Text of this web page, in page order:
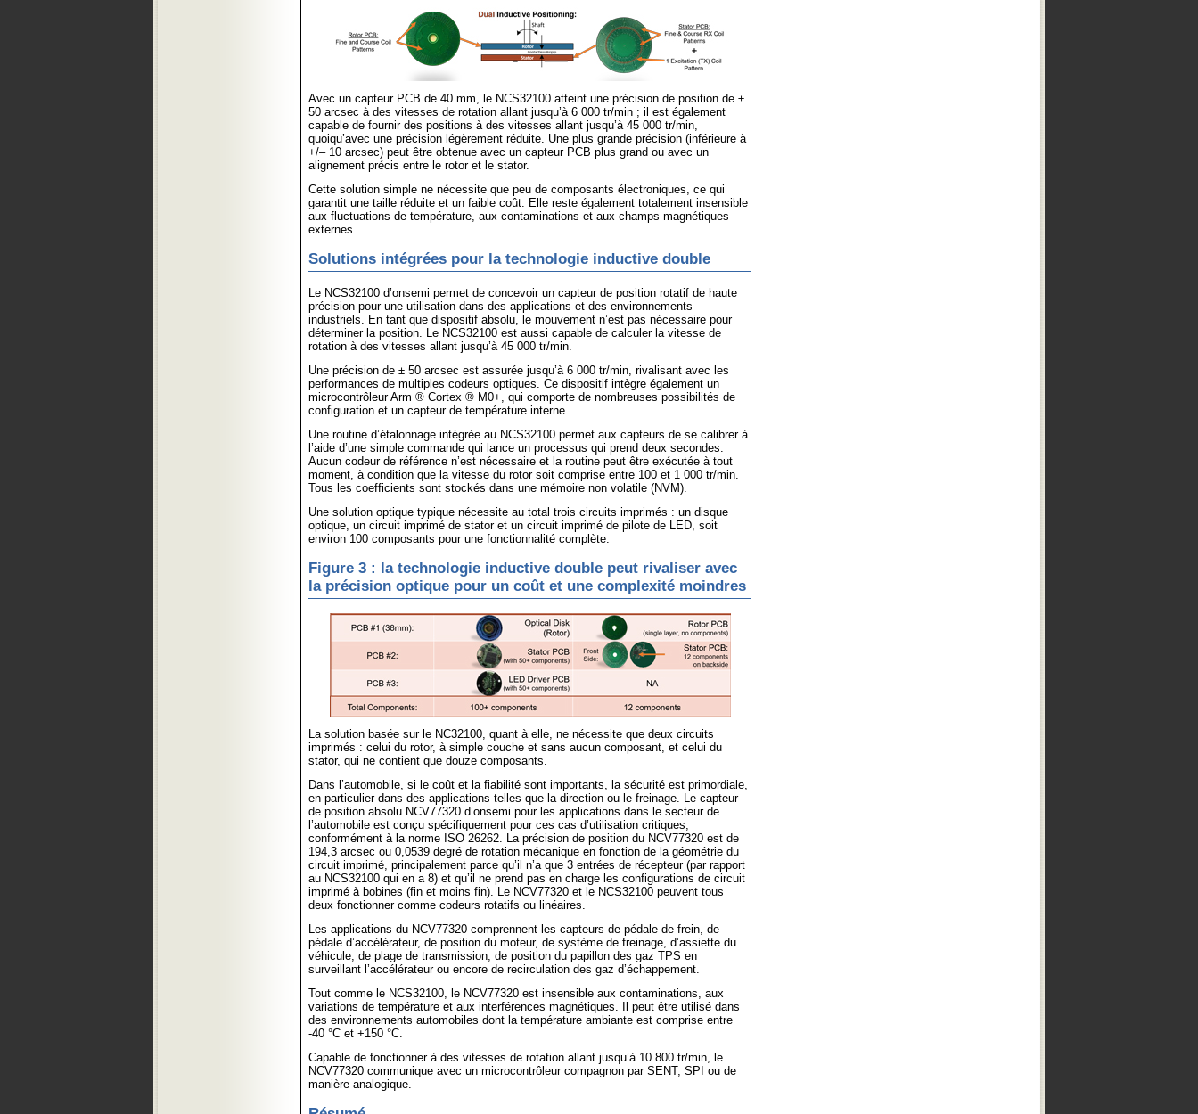
Avec un capteur PCB de 40 mm, le NCS32100 atteint une précision de position de ±
50 arcsec à des vitesses de rotation allant jusqu’à 6 000 tr/min ; il est également
capable de fournir des positions à des vitesses allant jusqu’à 45 000 tr/min,
quoiqu’avec une précision légèrement réduite. Une plus grande précision (inférieure à
+/– 10 arcsec) peut être obtenue avec un capteur PCB plus grand ou avec un
alignement précis entre le rotor et le stator.
Cette solution simple ne nécessite que peu de composants électroniques, ce qui
garantit une taille réduite et un faible coût. Elle reste également totalement insensible
aux fluctuations de température, aux contaminations et aux champs magnétiques
externes.
Solutions intégrées pour la technologie inductive double
Le NCS32100 d’onsemi permet de concevoir un capteur de position rotatif de haute
précision pour une utilisation dans des applications et des environnements
industriels. En tant que dispositif absolu, le mouvement n’est pas nécessaire pour
déterminer la position. Le NCS32100 est aussi capable de calculer la vitesse de
rotation à des vitesses allant jusqu’à 45 000 tr/min.
Une précision de ± 50 arcsec est assurée jusqu’à 6 000 tr/min, rivalisant avec les
performances de multiples codeurs optiques. Ce dispositif intègre également un
microcontrôleur Arm ® Cortex ® M0+, qui comporte de nombreuses possibilités de
configuration et un capteur de température interne.
Une routine d’étalonnage intégrée au NCS32100 permet aux capteurs de se calibrer à
l’aide d’une simple commande qui lance un processus qui prend deux secondes.
Aucun codeur de référence n’est nécessaire et la routine peut être exécutée à tout
moment, à condition que la vitesse du rotor soit comprise entre 100 et 1 000 tr/min.
Tous les coefficients sont stockés dans une mémoire non volatile (NVM).
Une solution optique typique nécessite au total trois circuits imprimés : un disque
optique, un circuit imprimé de stator et un circuit imprimé de pilote de LED, soit
environ 100 composants pour une fonctionnalité complète.
Figure 3 : la technologie inductive double peut rivaliser avec
la précision optique pour un coût et une complexité moindres
La solution basée sur le NC32100, quant à elle, ne nécessite que deux circuits
imprimés : celui du rotor, à simple couche et sans aucun composant, et celui du
stator, qui ne contient que douze composants.
Dans l’automobile, si le coût et la fiabilité sont importants, la sécurité est primordiale,
en particulier dans des applications telles que la direction ou le freinage. Le capteur
de position absolu NCV77320 d’onsemi pour les applications dans le secteur de
l’automobile est conçu spécifiquement pour ces cas d’utilisation critiques,
conformément à la norme ISO 26262. La précision de position du NCV77320 est de
194,3 arcsec ou 0,0539 degré de rotation mécanique en fonction de la géométrie du
circuit imprimé, principalement parce qu’il n’a que 3 entrées de récepteur (par rapport
au NCS32100 qui en a 8) et qu’il ne prend pas en charge les configurations de circuit
imprimé à bobines (fin et moins fin). Le NCV77320 et le NCS32100 peuvent tous
deux fonctionner comme codeurs rotatifs ou linéaires.
Les applications du NCV77320 comprennent les capteurs de pédale de frein, de
pédale d’accélérateur, de position du moteur, de système de freinage, d’assiette du
véhicule, de plage de transmission, de position du papillon des gaz TPS en
surveillant l’accélérateur ou encore de recirculation des gaz d’échappement.
Tout comme le NCS32100, le NCV77320 est insensible aux contaminations, aux
variations de température et aux interférences magnétiques. Il peut être utilisé dans
des environnements automobiles dont la température ambiante est comprise entre
-40 °C et +150 °C.
Capable de fonctionner à des vitesses de rotation allant jusqu’à 10 800 tr/min, le
NCV77320 communique avec un microcontrôleur compagnon par SENT, SPI ou de
manière analogique.